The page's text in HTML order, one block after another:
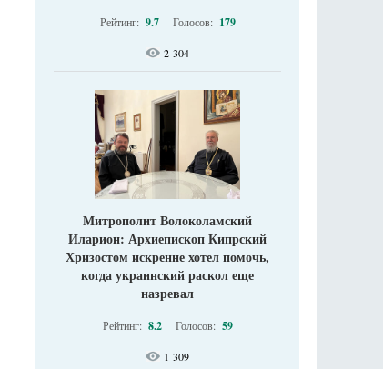
Рейтинг: 9.7 Голосов: 179
2 304
Митрополит Волоколамский
Иларион: Архиепископ Кипрский
Хризостом искренне хотел помочь,
когда украинский раскол еще
назревал
Рейтинг: 8.2 Голосов: 59
1 309